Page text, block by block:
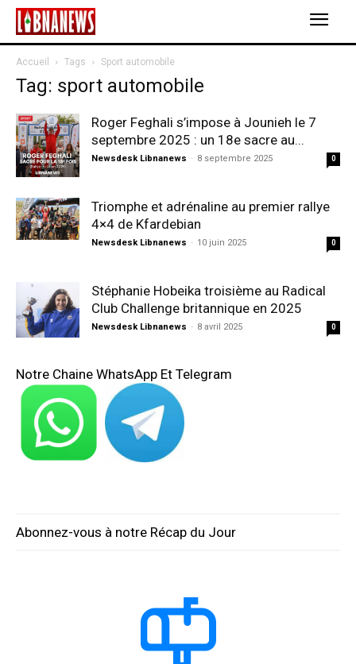
Accueil Tags Sport automobile
Tag: sport automobile
Roger Feghali s’impose à Jounieh le 7
septembre 2025 : un 18e sacre au...
Newsdesk Libnanews - 8 septembre 2025 0
Triomphe et adrénaline au premier rallye
4×4 de Kfardebian
Newsdesk Libnanews - 10 juin 2025 0
Stéphanie Hobeika troisième au Radical
Club Challenge britannique en 2025
Newsdesk Libnanews - 8 avril 2025 0
Notre Chaine WhatsApp Et Telegram
Abonnez-vous à notre Récap du Jour